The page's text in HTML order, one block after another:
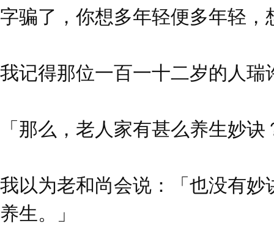
字骗了，你想多年轻便多年轻，
我记得那位一百一十二岁的人瑞
「那么，老人家有甚么养生妙
我以为老和尚会说：「也没有妙
养生。」